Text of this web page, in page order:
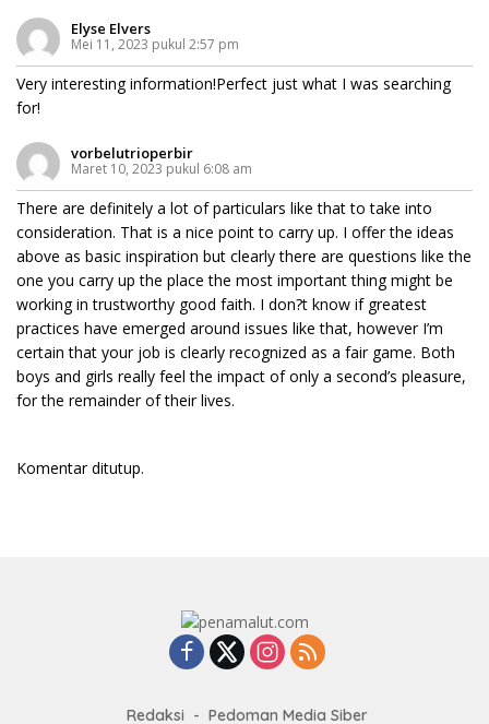
Elyse Elvers
Mei 11, 2023 pukul 2:57 pm
Very interesting information!Perfect just what I was searching
for!
vorbelutrioperbir
Maret 10, 2023 pukul 6:08 am
There are definitely a lot of particulars like that to take into
consideration. That is a nice point to carry up. I offer the ideas
above as basic inspiration but clearly there are questions like the
one you carry up the place the most important thing might be
working in trustworthy good faith. I don?t know if greatest
practices have emerged around issues like that, however I’m
certain that your job is clearly recognized as a fair game. Both
boys and girls really feel the impact of only a second’s pleasure,
for the remainder of their lives.
Komentar ditutup.
Redaksi Pedoman Media Siber